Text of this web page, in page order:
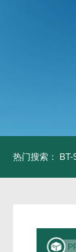
热门搜索： BT-